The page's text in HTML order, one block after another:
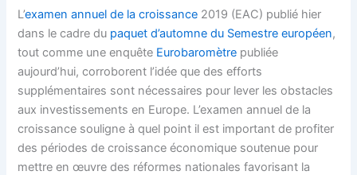
L’examen annuel de la croissance 2019 (EAC) publié hier
dans le cadre du paquet d’automne du Semestre européen,
tout comme une enquête Eurobaromètre publiée
aujourd’hui, corroborent l’idée que des efforts
supplémentaires sont nécessaires pour lever les obstacles
aux investissements en Europe. L’examen annuel de la
croissance souligne à quel point il est important de profiter
des périodes de croissance économique soutenue pour
mettre en œuvre des réformes nationales favorisant la